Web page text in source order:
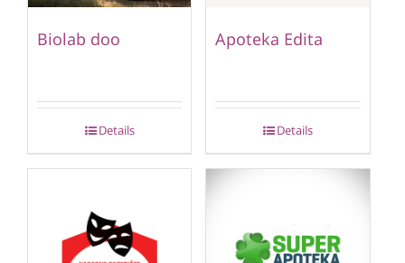
Biolab doo
Details
Apoteka Edita
Details